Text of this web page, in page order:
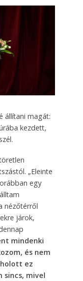
állítani magát:
kezdett,
„Eleinte
egy
nézőtérről
járok,
mindenki
és nem
ez
sincs, mivel